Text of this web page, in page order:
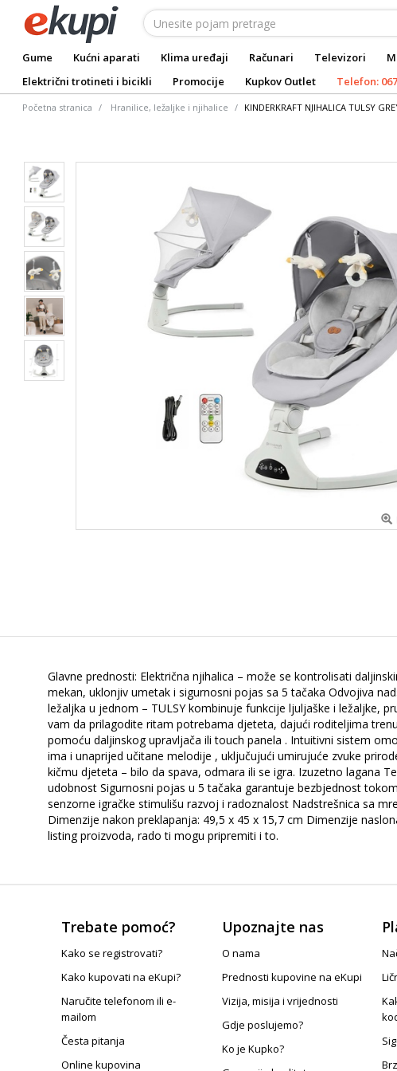
Gume Kućni aparati Klima uređaji Računari Televizori
Električni trotineti i bicikli
Promocije Kupkov Outlet Telefon:
Početna stranica Hranilice, ležaljke i njihalice KINDERKRAFT NJIHALICA TULSY
Glavne prednosti: Električna njihalica – može se kontrolisati
mekan, uklonjiv umetak i sigurnosni pojas sa 5 tačaka Odvojiva
ležaljka u jednom – TULSY kombinuje funkcije ljuljaške i ležaljke,
vam da prilagodite ritam potrebama djeteta, dajući roditeljima
pomoću daljinskog upravljača ili touch panela . Intuitivni sistem
ima i unaprijed učitane melodije , uključujući umirujuće zvuke
kičmu djeteta – bilo da spava, odmara ili se igra. Izuzetno lagana
udobnost Sigurnosni pojas u 5 tačaka garantuje bezbjednost
senzorne igračke stimulišu razvoj i radoznalost Nadstrešnica sa
Dimenzije nakon preklapanja: 49,5 x 45 x 15,7 cm Dimenzije
listing proizvoda, rado ti mogu pripremiti i to.
Trebate pomoć?
Kako se registrovati?
Kako kupovati na eKupi?
Naručite telefonom ili e-
mailom
Česta pitanja
Online kupovina
Upoznajte nas
O nama
Prednosti kupovine na eKupi
Vizija, misija i vrijednosti
Gdje poslujemo?
Ko je Kupko?